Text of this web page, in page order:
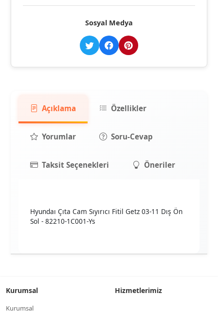
Sosyal Medya
Açıklama Özellikler
Yorumlar Soru-Cevap
Taksit Seçenekleri Öneriler
Hyundaı Çıta Cam Sıyırıcı Fitil Getz 03-11 Dış Ön
Sol - 82210-1C001-Ys
Kurumsal
Kurumsal
Hizmetlerimiz